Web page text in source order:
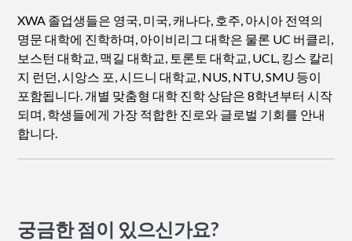
XWA 졸업생들은 영국, 미국, 캐나다, 호주, 아시아 전역의
명문 대학에 진학하며, 아이비리그 대학은 물론 UC 버클리,
보스턴 대학교, 맥길 대학교, 토론토 대학교, UCL, 킹스 칼리
지 런던, 시앙스 포, 시드니 대학교, NUS, NTU, SMU 등이
포함됩니다. 개별 맞춤형 대학 진학 상담은 8학년부터 시작
되며, 학생들에게 가장 적합한 진로와 글로벌 기회를 안내
합니다.
궁금한 점이 있으신가요?